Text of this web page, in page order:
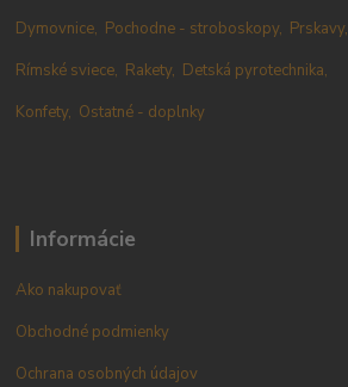
Dymovnice, Pochodne - stroboskopy, Prskavy,
Rímské sviece, Rakety, Detská pyrotechnika,
Konfety, Ostatné - doplnky
Informácie
Ako nakupovať
Obchodné podmienky
Ochrana osobných údajov